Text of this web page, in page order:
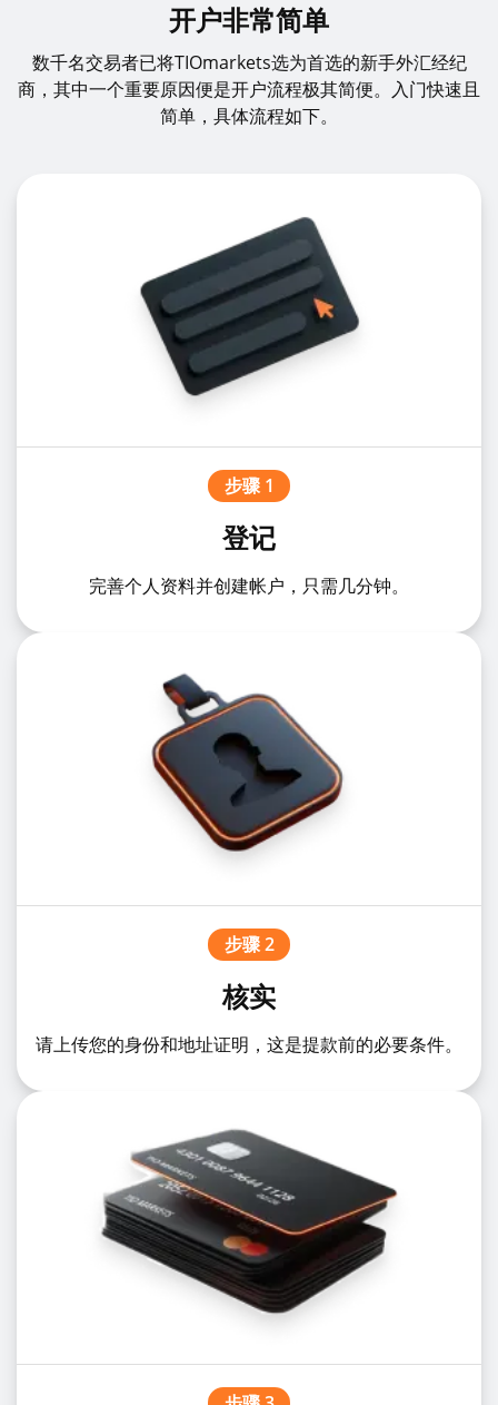
开户非常简单
数千名交易者已将TIOmarkets选为首选的新手外汇经纪
商，其中一个重要原因便是开户流程极其简便。入门快速且
简单，具体流程如下。
步骤 1
登记
完善个人资料并创建帐户，只需几分钟。
步骤 2
核实
请上传您的身份和地址证明，这是提款前的必要条件。